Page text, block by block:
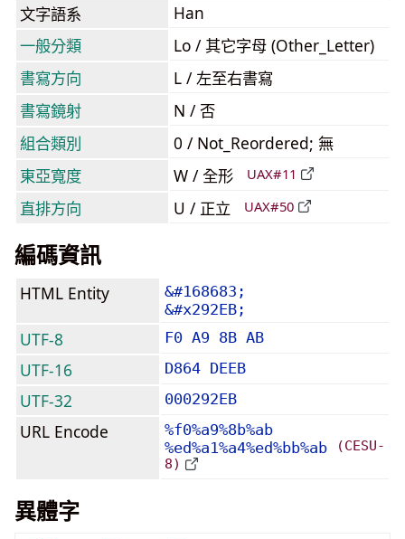
文字語系
Han
一般分類
Lo / 其它字母 (Other_Letter)
書寫方向
L / 左至右書寫
書寫鏡射
N / 否
組合類別
0 / Not_Reordered; 無
東亞寬度
W / 全形 UAX#11
直排方向 U / 正立 UAX#50
編碼資訊
HTML Entity
&#168683;
&#x292EB;
UTF-8 F0 A9 8B AB
UTF-16 D864 DEEB
UTF-32 000292EB
URL Encode
%f0%a9%8b%ab
%ed%a1%a4%ed%bb%ab
(CESU-
8)
異體字